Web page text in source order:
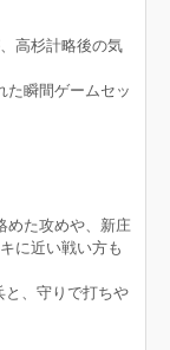
高杉計略後の気
た瞬間ゲームセッ
めた攻めや、新庄
に近い戦い方も
と、守りで打ちや